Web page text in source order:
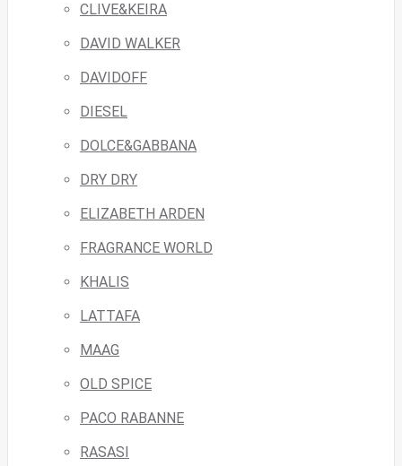
CLIVE&KEIRA
DAVID WALKER
DAVIDOFF
DIESEL
DOLCE&GABBANA
DRY DRY
ELIZABETH ARDEN
FRAGRANCE WORLD
KHALIS
LATTAFA
MAAG
OLD SPICE
PACO RABANNE
RASASI